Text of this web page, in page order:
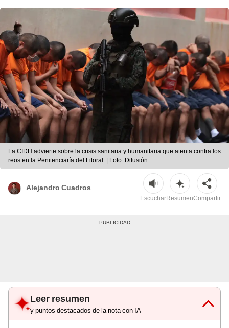
La CIDH advierte sobre la crisis sanitaria y humanitaria que atenta contra los
reos en la Penitenciaría del Litoral. | Foto: Difusión
Alejandro Cuadros
EscucharResumenCompartir
Leer resumen
y puntos destacados de la nota con IA